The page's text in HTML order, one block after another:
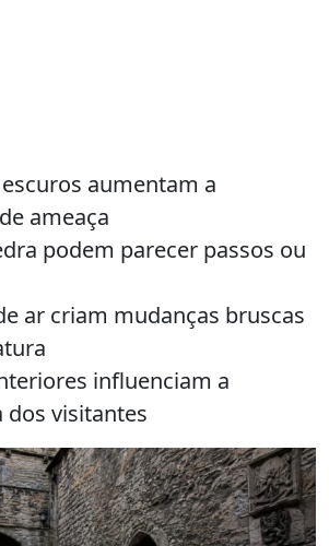
aumentam a
ameaça
podem parecer passos ou
ar criam mudanças bruscas
influenciam a
dos visitantes